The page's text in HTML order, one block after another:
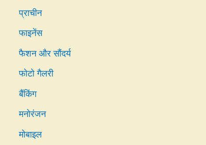
प्राचीन
फाइनेंस
फैशन और सौंदर्य
फोटो गैलरी
बैंकिंग
मनोरंजन
मोबाइल